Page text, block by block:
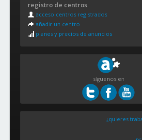
registro de centros
acceso centros registrados
añadir un centro
planes y precios de anuncios
síguenos en
¿quieres